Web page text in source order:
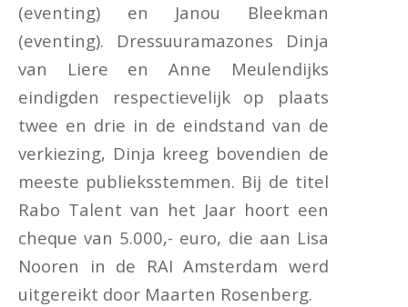
(eventing) en Janou Bleekman
(eventing). Dressuuramazones Dinja
van Liere en Anne Meulendijks
eindigden respectievelijk op plaats
twee en drie in de eindstand van de
verkiezing, Dinja kreeg bovendien de
meeste publieksstemmen. Bij de titel
Rabo Talent van het Jaar hoort een
cheque van 5.000,- euro, die aan Lisa
Nooren in de RAI Amsterdam werd
uitgereikt door Maarten Rosenberg.